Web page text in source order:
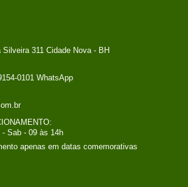
ainda mais especiais.
311 Cidade Nova - BH
0101 WhatsApp
Sab - 09 às 14h
apenas em datas comemorativas